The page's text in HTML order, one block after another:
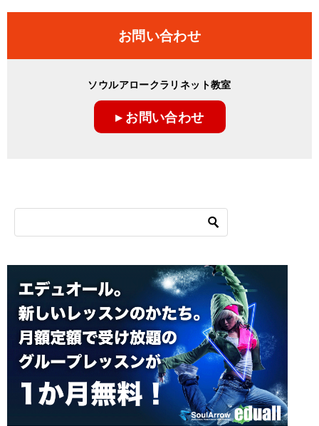
お問い合わせ
ソウルアロークラリネット教室
▸ お問い合わせ